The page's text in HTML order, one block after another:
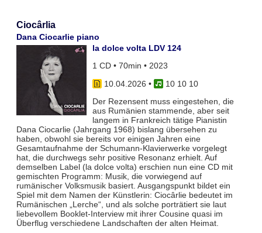
Ciocârlia
Dana Ciocarlie piano
la dolce volta LDV 124
1 CD • 70min • 2023
10.04.2026 •
10 10 10
Der Rezensent muss eingestehen, die
aus Rumänien stammende, aber seit
langem in Frankreich tätige Pianistin
Dana Ciocarlie (Jahrgang 1968) bislang übersehen zu
haben, obwohl sie bereits vor einigen Jahren eine
Gesamtaufnahme der Schumann-Klavierwerke vorgelegt
hat, die durchwegs sehr positive Resonanz erhielt. Auf
demselben Label (la dolce volta) erschien nun eine CD mit
gemischten Programm: Musik, die vorwiegend auf
rumänischer Volksmusik basiert. Ausgangspunkt bildet ein
Spiel mit dem Namen der Künstlerin: Ciocârlie bedeutet im
Rumänischen „Lerche“, und als solche porträtiert sie laut
liebevollem Booklet-Interview mit ihrer Cousine quasi im
Überflug verschiedene Landschaften der alten Heimat.